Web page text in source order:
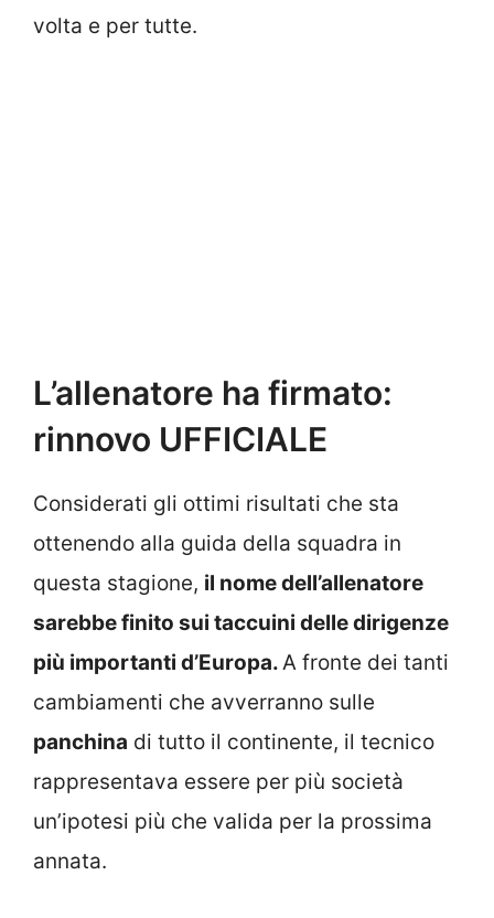
volta e per tutte.
L’allenatore ha firmato:
rinnovo UFFICIALE
Considerati gli ottimi risultati che sta
ottenendo alla guida della squadra in
questa stagione, il nome dell’allenatore
sarebbe finito sui taccuini delle dirigenze
più importanti d’Europa.A fronte dei tanti
cambiamenti che avverranno sulle
panchina di tutto il continente, il tecnico
rappresentava essere per più società
un’ipotesi più che valida per la prossima
annata.